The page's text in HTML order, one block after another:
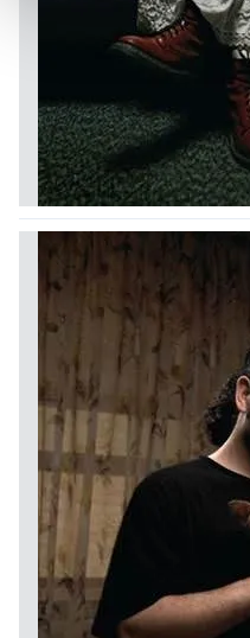
Her halükârda,
takdirde, kullanıcılara
gösterilmeyecektir."
Sizlere daha iyi bir hizmet
Sitemizde kendimize ve
kullanılmaktadır. Bu
verileriniz işlenmekte olup
toplumu hizmetlerinin
kullanılmaktadır. Diğer
kılınması ve
reklam/pazarlama
sınırlı olarak açık rızanız
Çerezlere ilişkin
vasıtasıyla
için Ayarlar butonuna
Metnimizi
ziyaret
6698 sayılı Kişisel
hazırlanmış Aydınlatma